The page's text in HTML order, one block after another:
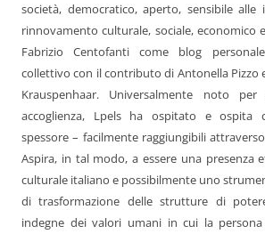
società, democratico, aperto, sensibile alle
rinnovamento culturale, sociale, economico
Fabrizio Centofanti come blog
collettivo con il contributo di Antonella Pizzo
Krauspenhaar. Universalmente noto
accoglienza, Lpels ha ospitato e ospita
spessore – facilmente raggiungibili
Aspira, in tal modo, a essere una presenza
culturale italiano e possibilmente uno
di trasformazione delle strutture di
indegne dei valori umani in cui la